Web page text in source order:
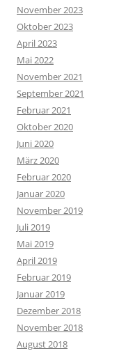
November 2023
Oktober 2023
April 2023
Mai 2022
November 2021
September 2021
Februar 2021
Oktober 2020
Juni 2020
März 2020
Februar 2020
Januar 2020
November 2019
Juli 2019
Mai 2019
April 2019
Februar 2019
Januar 2019
Dezember 2018
November 2018
August 2018